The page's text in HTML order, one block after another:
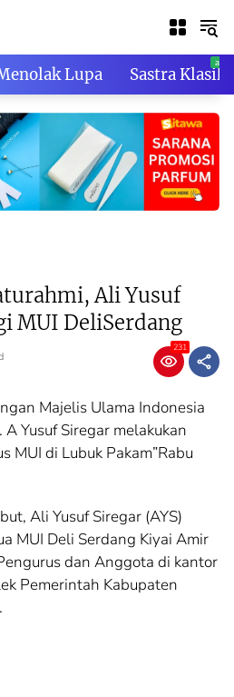
Lupa Sastra Klasik
Ali Yusuf
MUI DeliSerdang
231
Majelis Ulama Indonesia
A Yusuf Siregar melakukan
MUI di Lubuk Pakam”Rabu
Ali Yusuf Siregar (AYS)
MUI Deli Serdang Kiyai Amir
dan Anggota di kantor
Pemerintah Kabupaten